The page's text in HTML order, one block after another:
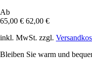
Ab
65,00 € 62,00 €
inkl. MwSt. zzgl.
Bleiben Sie warm und